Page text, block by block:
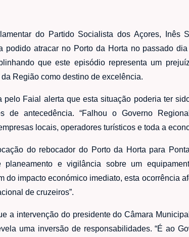
do Partido Socialista dos Açores, Inês
podido atracar no Porto da Horta no passado
que este episódio representa um
Região como destino de excelência.
pelo Faial alerta que esta situação poderia ter
de antecedência. “Falhou o Governo
locais, operadores turísticos e toda a
do rebocador do Porto da Horta para
planeamento e vigilância sobre um
do impacto económico imediato, esta ocorrência
de cruzeiros”.
a intervenção do presidente do Câmara
uma inversão de responsabilidades. “É ao